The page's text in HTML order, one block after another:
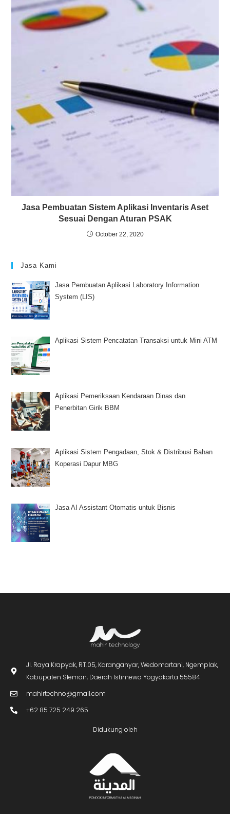
Jasa Pembuatan Sistem Aplikasi Inventaris Aset
Sesuai Dengan Aturan PSAK
October 22, 2020
Jasa Kami
Jasa Pembuatan Aplikasi Laboratory Information
System (LIS)
Aplikasi Sistem Pencatatan Transaksi untuk Mini ATM
Aplikasi Pemeriksaan Kendaraan Dinas dan
Penerbitan Girik BBM
Aplikasi Sistem Pengadaan, Stok & Distribusi Bahan
Koperasi Dapur MBG
Jasa AI Assistant Otomatis untuk Bisnis
Jl. Raya Krapyak, RT.05, Karanganyar, Wedomartani, Ngemplak,
Kabupaten Sleman, Daerah Istimewa Yogyakarta 55584
mahirtechno@gmail.com
+62 85 725 249 265
Didukung oleh